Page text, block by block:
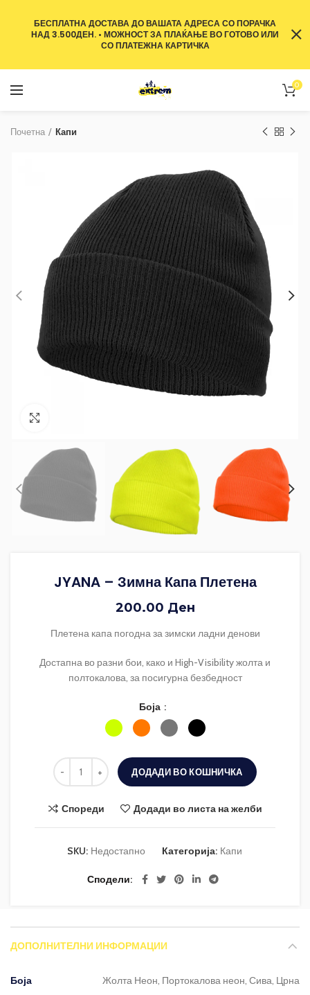
0
Почетна Капи
JYANA – Зимна Капа Плетена
200.00 Ден
Плетена капа погодна за зимски ладни денови
Достапна во разни бои, како и High-Visibility жолта и
полтокалова, за посигурна безбедност
Боја
ДОДАДИ ВО КОШНИЧКА
Спореди Додади во листа на желби
SKU: Недостапно Категорија: Капи
Сподели
ДОПОЛНИТЕЛНИ ИНФОРМАЦИИ
Боја Жолта Неон, Портокалова неон, Сива, Црна
БЕСПЛАТНА ДОСТАВА ДО ВАШАТА АДРЕСА СО ПОРАЧКА
НАД 3.500ДЕН. • МОЖНОСТ ЗА ПЛАЌАЊЕ ВО ГОТОВО ИЛИ
СО ПЛАТЕЖНА КАРТИЧКА